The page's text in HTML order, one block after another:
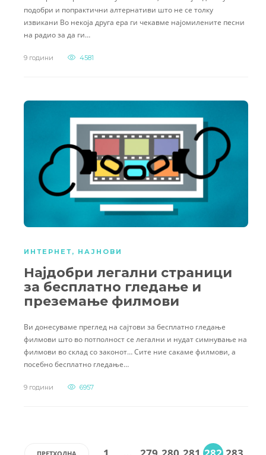
подобри и попрактични алтернативи што не се толку
извикани Во некоја друга ера ги чекавме најомилените песни
на радио за да ги…
9 години 4581
ИНТЕРНЕТ, НАЈНОВИ
Најдобри легални страници
за бесплатно гледање и
преземање филмови
Ви донесуваме преглед на сајтови за бесплатно гледање
филмови што во потполност се легални и нудат симнување на
филмови во склад со законот… Сите ние сакаме филмови, а
посебно бесплатно гледање…
9 години 6957